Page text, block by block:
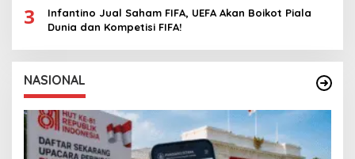
3
Infantino Jual Saham FIFA, UEFA Akan Boikot Piala
Dunia dan Kompetisi FIFA!
NASIONAL